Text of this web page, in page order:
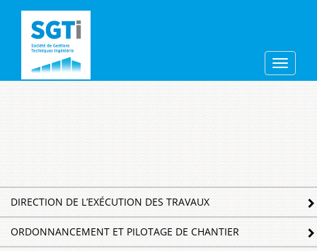
contenu
principal
sgti
Toggle
Navigation
principale
DIRECTION DE L’EXÉCUTION DES TRAVAUX
ORDONNANCEMENT ET PILOTAGE DE CHANTIER